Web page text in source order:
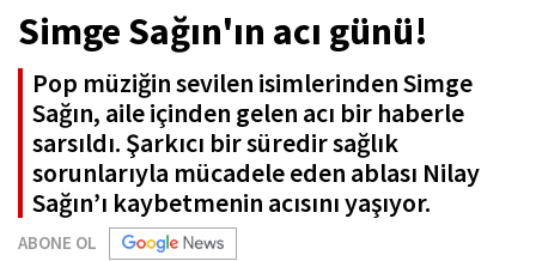
Simge Sağın'ın acı günü!
Pop müziğin sevilen isimlerinden Simge
Sağın, aile içinden gelen acı bir haberle
sarsıldı. Şarkıcı bir süredir sağlık
sorunlarıyla mücadele eden ablası Nilay
Sağın’ı kaybetmenin acısını yaşıyor.
ABONE OL